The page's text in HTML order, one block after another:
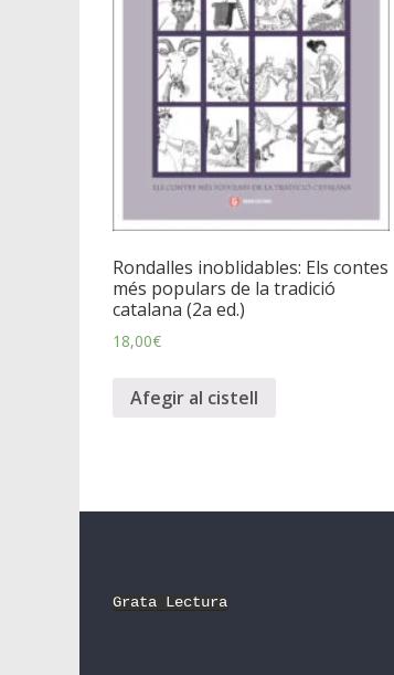
Rondalles inoblidables: Els contes
més populars de la tradició
catalana (2a ed.)
18,00€
Afegir al cistell
Grata Lectura